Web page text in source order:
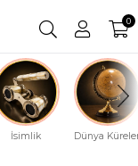
0
İsimlik Dünya